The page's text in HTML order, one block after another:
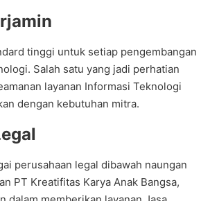
tinggi untuk setiap pengembangan
Salah satu yang jadi perhatian
layanan Informasi Teknologi
dengan kebutuhan mitra.
perusahaan legal dibawah naungan
PT Kreatifitas Karya Anak Bangsa,